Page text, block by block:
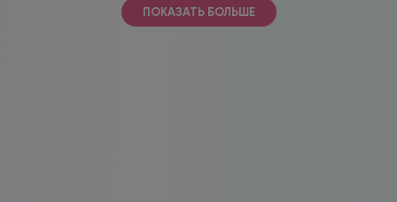
ПОКАЗАТЬ БОЛЬШЕ